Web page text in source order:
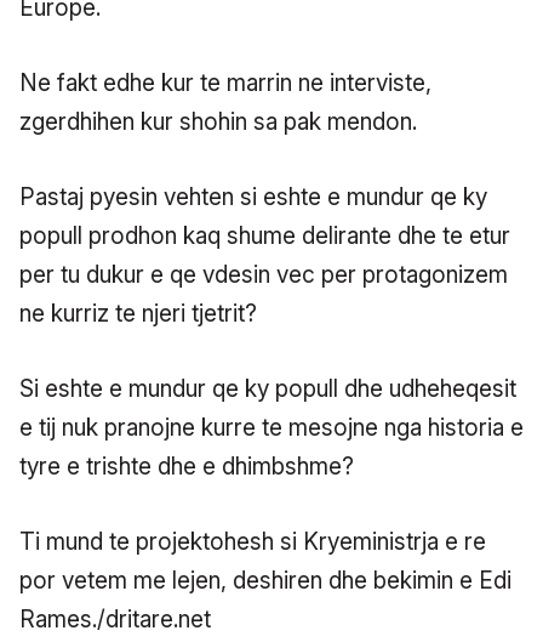
Europe.
Ne fakt edhe kur te marrin ne interviste,
zgerdhihen kur shohin sa pak mendon.
Pastaj pyesin vehten si eshte e mundur qe ky
popull prodhon kaq shume delirante dhe te etur
per tu dukur e qe vdesin vec per protagonizem
ne kurriz te njeri tjetrit?
Si eshte e mundur qe ky popull dhe udheheqesit
e tij nuk pranojne kurre te mesojne nga historia e
tyre e trishte dhe e dhimbshme?
Ti mund te projektohesh si Kryeministrja e re
por vetem me lejen, deshiren dhe bekimin e Edi
Rames./dritare.net